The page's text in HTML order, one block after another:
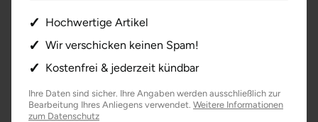
Hochwertige Artikel
Wir verschicken keinen Spam!
Kostenfrei & jederzeit kündbar
Ihre Daten sind sicher. Ihre Angaben werden ausschließlich zur
Bearbeitung Ihres Anliegens verwendet. Weitere Informationen
zum Datenschutzöffnet in neuem Fenster
Stendal
Stormarn